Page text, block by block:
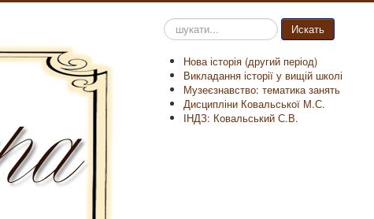
Пошук
на
Искать
Нова історія (другий період)
Викладання історії у вищій школі
Музеєзнавство: тематика занять
Дисципліни Ковальської М.С.
ІНДЗ: Ковальський С.В.